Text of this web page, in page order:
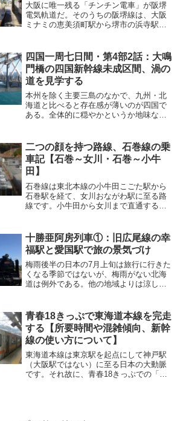
大阪に唯一残る「チンチン電車」が阪堺
電気軌道だ。そのうちの阪堺線は、大阪
ミナミの恵美須町駅から堺市の浜寺駅前
は著名な史跡がたっぷり詰まっている。
残暑厳しい2024年...
四国一周七日間・第4部2話：大鳴
門橋の四国新幹線未成区間、渦の
道を見学する
本州を除く主要三島のなかで、九州・北
海道と比べると存在感が薄いのが四国で
ある。全体的に穏やかというか地味な印
線空白地帯でもある。2024年11月下旬、
そんな四国を七日間...
二つの顔を持つ路線、石巻線の乗
車記【石巻～女川・石巻～小牛
田】
石巻線は東北本線の小牛田こごた駅から
石巻駅を経て、女川おながわ駅に至る路
線です。小牛田から女川まで直通する列
月中旬に、石巻から女川に行き、すぐ折
り返し列車に乗って...
十勝亜阿房列車①：旧広尾線の幸
福駅と愛国駅で旅の景気づけ
梅雨後半の日本の7月上旬は旅行に行きた
くなる季節ではないが、梅雨がない北海
道は例外である。他の地域よりは涼しい
月の第2週、私（185系）と元同僚で某寺
院副住職の地...
青春18きっぷで東海道本線を完走
する【所要時間や混雑傾向、新幹
線の使い方について】
東海道本線は東京駅を起点にして神戸駅
（大阪駅ではない）に至る日本の大動脈
です。それ故に、青春18きっぷでの「長